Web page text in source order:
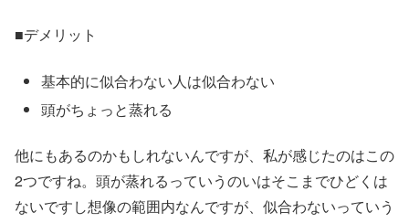
■デメリット
基本的に似合わない人は似合わない
頭がちょっと蒸れる
他にもあるのかもしれないんですが、私が感じたのはこの
2つですね。頭が蒸れるっていうのいはそこまでひどくは
ないですし想像の範囲内なんですが、似合わないっていう